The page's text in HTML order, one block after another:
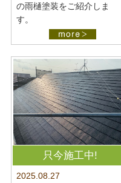
の雨樋塗装をご紹介しま
す。
只今施工中!
2025.08.27